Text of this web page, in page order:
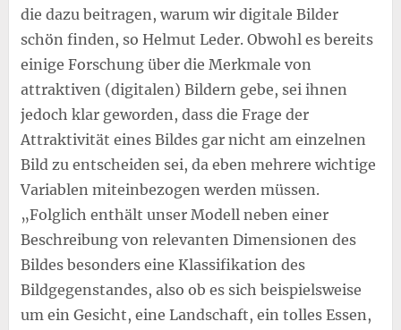
die dazu beitragen, warum wir digitale Bilder
schön finden, so Helmut Leder. Obwohl es bereits
einige Forschung über die Merkmale von
attraktiven (digitalen) Bildern gebe, sei ihnen
jedoch klar geworden, dass die Frage der
Attraktivität eines Bildes gar nicht am einzelnen
Bild zu entscheiden sei, da eben mehrere wichtige
Variablen miteinbezogen werden müssen.
„Folglich enthält unser Modell neben einer
Beschreibung von relevanten Dimensionen des
Bildes besonders eine Klassifikation des
Bildgegenstandes, also ob es sich beispielsweise
um ein Gesicht, eine Landschaft, ein tolles Essen,